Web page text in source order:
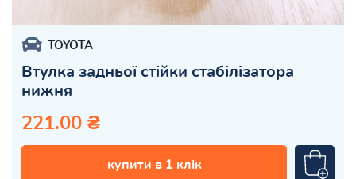
TOYOTA
Втулка задньої стійки стабілізатора
нижня
221.00 ₴
купити в 1 клік